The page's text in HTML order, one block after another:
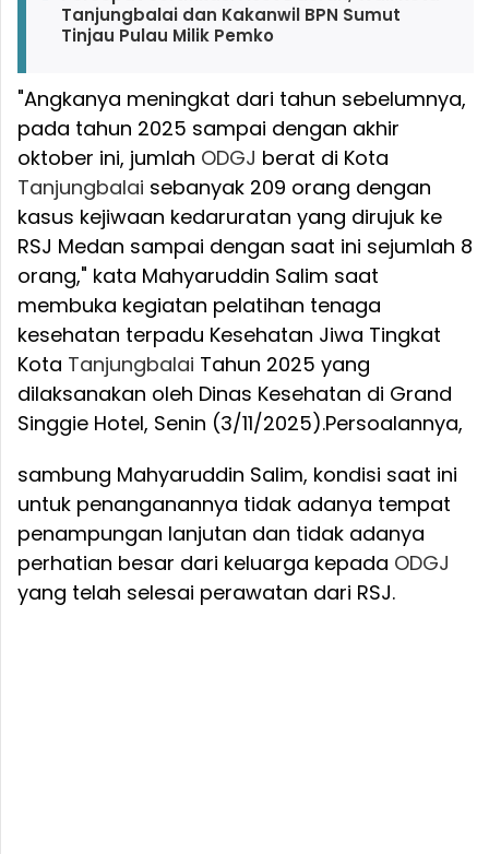
Tanjungbalai dan Kakanwil BPN Sumut
Tinjau Pulau Milik Pemko
"Angkanya meningkat dari tahun sebelumnya,
pada tahun 2025 sampai dengan akhir
oktober ini, jumlah ODGJ berat di Kota
Tanjungbalai sebanyak 209 orang dengan
kasus kejiwaan kedaruratan yang dirujuk ke
RSJ Medan sampai dengan saat ini sejumlah 8
orang," kata Mahyaruddin Salim saat
membuka kegiatan pelatihan tenaga
kesehatan terpadu Kesehatan Jiwa Tingkat
Kota Tanjungbalai Tahun 2025 yang
dilaksanakan oleh Dinas Kesehatan di Grand
Singgie Hotel, Senin (3/11/2025).Persoalannya,
sambung Mahyaruddin Salim, kondisi saat ini
untuk penanganannya tidak adanya tempat
penampungan lanjutan dan tidak adanya
perhatian besar dari keluarga kepada ODGJ
yang telah selesai perawatan dari RSJ.